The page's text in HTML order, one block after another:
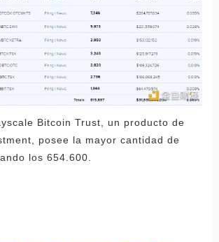
Bitcoin Trust, un producto de
posee la mayor cantidad de
los 654.600.